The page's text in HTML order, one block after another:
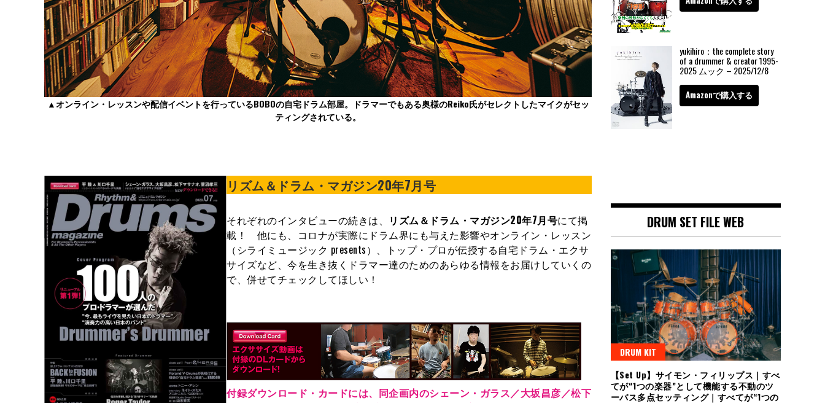
▲オンライン・レッスンや配信イベントを行っているBOBOの自宅ドラム部屋。ドラマーでもある奥様のReiko氏がセレクトしたマイクがセッ
ティングされている。
リズム＆ドラム・マガジン20年7月号
それぞれのインタビューの続きは、 リズム＆ドラム・マガジン20年7月号にて掲
載！ 他にも、コロナが実際にドラム界にも与えた影響やオンライン・レッスン
（シライミュージック presents）、トップ・プロが伝授する自宅ドラム・エクサ
サイズなど、今を生き抜くドラマー達のためのあらゆる情報をお届けしていくの
で、併せてチェックしてほしい！
付録ダウンロード・カードには、同企画内のシェーン・ガラス／大坂昌彦／松下
yukihiro：the complete story
of a drummer & creator 1995-
2025 ムック – 2025/12/8
Amazonで購入する
DRUM SET FILE WEB
DRUM KIT
【Set Up】サイモン・フィリップス｜すべ
てが“1つの楽器”として機能する不動のツ
ーバス多点セッティング｜すべてが“1つの